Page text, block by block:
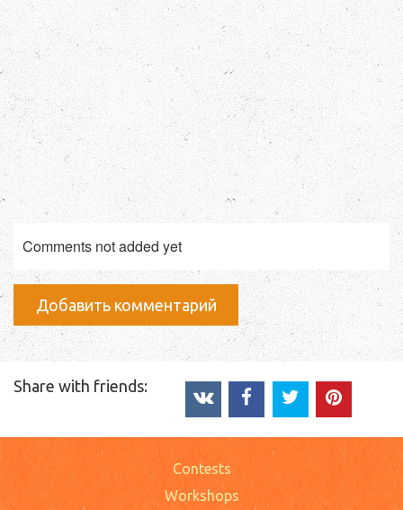
Comments not added yet
Добавить комментарий
Share with friends:
Contests
Workshops